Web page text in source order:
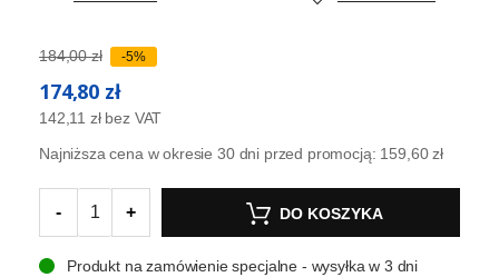
184,00 zł -5%
174,80 zł
142,11 zł bez VAT
Najniższa cena w okresie 30 dni przed promocją: 159,60 zł
- + DO KOSZYKA
Produkt na zamówienie specjalne - wysyłka w 3 dni